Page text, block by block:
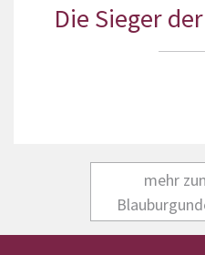
Die Sieger
mehr